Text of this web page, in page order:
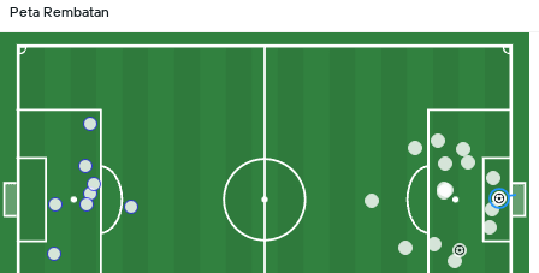
Peta Rembatan